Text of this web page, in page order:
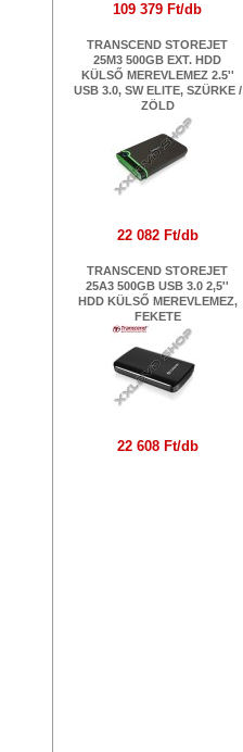
109 379 Ft/db
TRANSCEND STOREJET
25M3 500GB EXT. HDD
KÜLSŐ MEREVLEMEZ 2.5''
USB 3.0, SW ELITE, SZÜRKE /
ZÖLD
22 082 Ft/db
TRANSCEND STOREJET
25A3 500GB USB 3.0 2,5''
HDD KÜLSŐ MEREVLEMEZ,
FEKETE
22 608 Ft/db